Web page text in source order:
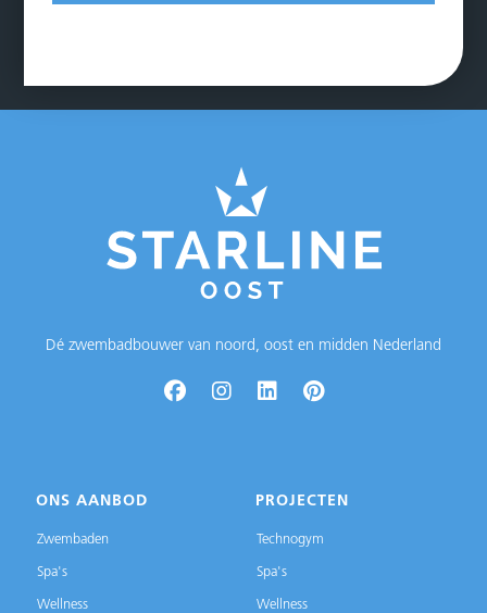
Dé zwembadbouwer van noord, oost en midden Nederland
ONS AANBOD
Zwembaden
Spa's
Wellness
PROJECTEN
Technogym
Spa's
Wellness